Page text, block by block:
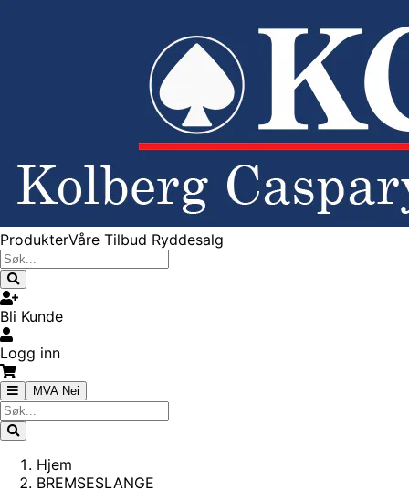
ProdukterVåre Tilbud Ryddesalg
Bli Kunde
Logg inn
MVA Nei
Hjem
BREMSESLANGE